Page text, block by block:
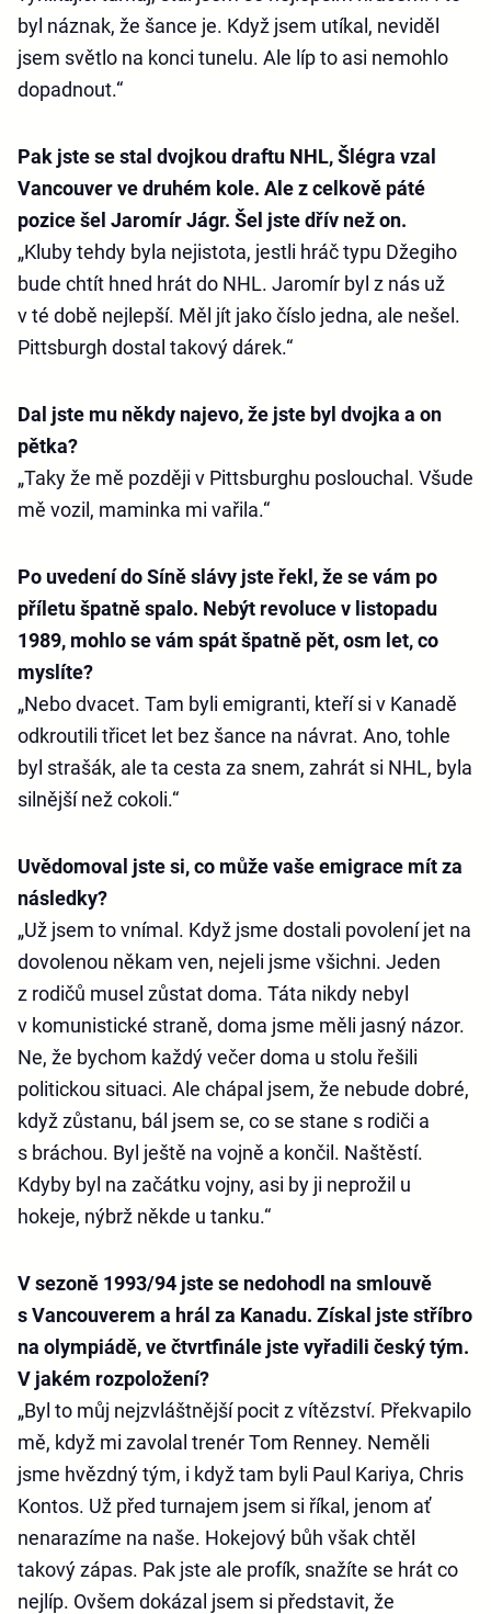
byl náznak, že šance je. Když jsem utíkal, neviděl
jsem světlo na konci tunelu. Ale líp to asi nemohlo
dopadnout.“
Pak jste se stal dvojkou draftu NHL, Šlégra vzal
Vancouver ve druhém kole. Ale z celkově páté
pozice šel Jaromír Jágr. Šel jste dřív než on.
„Kluby tehdy byla nejistota, jestli hráč typu Džegiho
bude chtít hned hrát do NHL. Jaromír byl z nás už
v té době nejlepší. Měl jít jako číslo jedna, ale nešel.
Pittsburgh dostal takový dárek.“
Dal jste mu někdy najevo, že jste byl dvojka a on
pětka?
„Taky že mě později v Pittsburghu poslouchal. Všude
mě vozil, maminka mi vařila.“
Po uvedení do Síně slávy jste řekl, že se vám po
příletu špatně spalo. Nebýt revoluce v listopadu
1989, mohlo se vám spát špatně pět, osm let, co
myslíte?
„Nebo dvacet. Tam byli emigranti, kteří si v Kanadě
odkroutili třicet let bez šance na návrat. Ano, tohle
byl strašák, ale ta cesta za snem, zahrát si NHL, byla
silnější než cokoli.“
Uvědomoval jste si, co může vaše emigrace mít za
následky?
„Už jsem to vnímal. Když jsme dostali povolení jet na
dovolenou někam ven, nejeli jsme všichni. Jeden
z rodičů musel zůstat doma. Táta nikdy nebyl
v komunistické straně, doma jsme měli jasný názor.
Ne, že bychom každý večer doma u stolu řešili
politickou situaci. Ale chápal jsem, že nebude dobré,
když zůstanu, bál jsem se, co se stane s rodiči a
s bráchou. Byl ještě na vojně a končil. Naštěstí.
Kdyby byl na začátku vojny, asi by ji neprožil u
hokeje, nýbrž někde u tanku.“
V sezoně 1993/94 jste se nedohodl na smlouvě
s Vancouverem a hrál za Kanadu. Získal jste stříbro
na olympiádě, ve čtvrtfinále jste vyřadili český tým.
V jakém rozpoložení?
„Byl to můj nejzvláštnější pocit z vítězství. Překvapilo
mě, když mi zavolal trenér Tom Renney. Neměli
jsme hvězdný tým, i když tam byli Paul Kariya, Chris
Kontos. Už před turnajem jsem si říkal, jenom ať
nenarazíme na naše. Hokejový bůh však chtěl
takový zápas. Pak jste ale profík, snažíte se hrát co
nejlíp. Ovšem dokázal jsem si představit, že